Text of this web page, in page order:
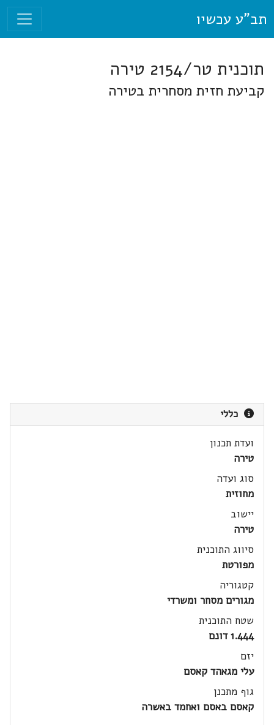
תב"ע עכשיו
תוכנית טר/2154 טירה
קביעת חזית מסחרית בטירה
כללי
ועדת תכנון
טירה
סוג ועדה
מחוזית
יישוב
טירה
סיווג התוכנית
מפורטת
קטגוריה
מגורים מסחר ומשרדי
שטח התוכנית
1.444 דונם
יזם
עלי מגאהד קאסם
גוף מתכנן
קאסם באסם ואחמד באשרה